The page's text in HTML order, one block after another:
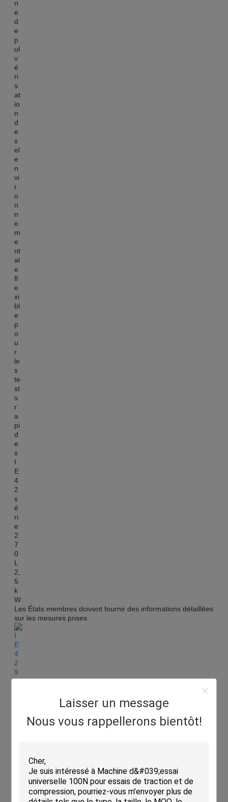
Laisser un message
Nous vous rappellerons bientôt!
Les États membres doivent fournir des informations détaillées
sur les mesures prises.